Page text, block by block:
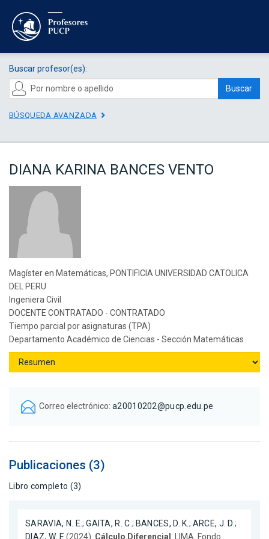
Buscar profesor(es):
Buscar
BÚSQUEDA AVANZADA
DIANA KARINA BANCES VENTO
Magíster en Matemáticas, PONTIFICIA UNIVERSIDAD CATOLICA
DEL PERU
Ingeniera Civil
DOCENTE CONTRATADO - CONTRATADO
Tiempo parcial por asignaturas (TPA)
Departamento Académico de Ciencias - Sección Matemáticas
Correo electrónico: a20010202@pucp.edu.pe
Publicaciones (3)
Libro completo (3)
SARAVIA, N. E.;GAITA, R. C. ; BANCES, D. K. ; ARCE, J. D.;
DIAZ, W. E.(2024). Cálculo Diferencial . LIMA. Fondo